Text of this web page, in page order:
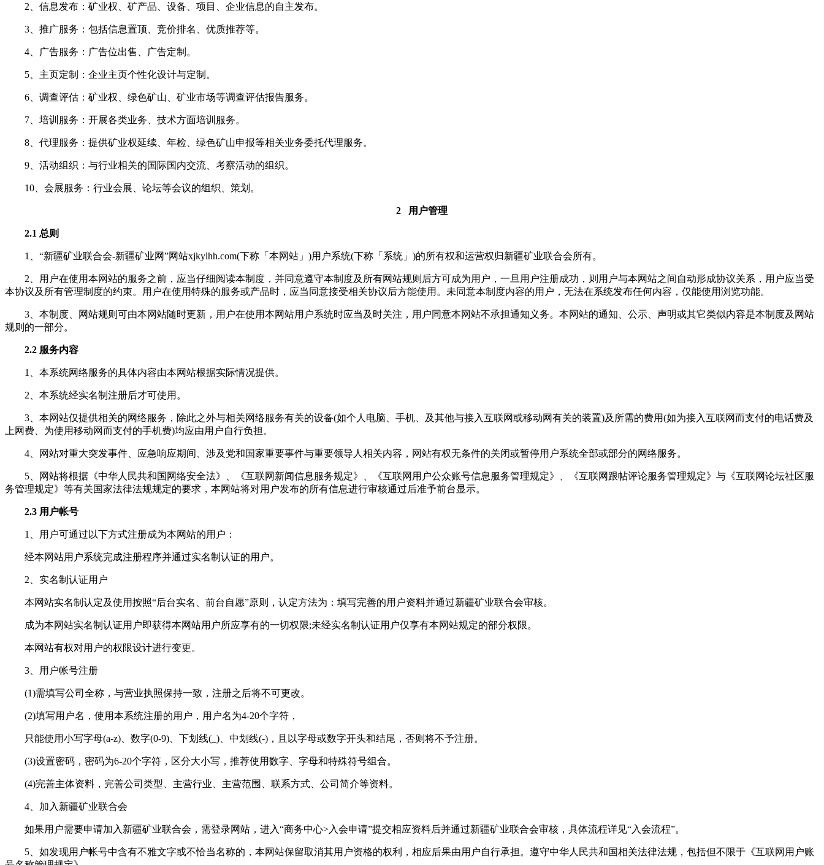
2、信息发布：矿业权、矿产品、设备、项目、企业信息的自主发布。
3、推广服务：包括信息置顶、竞价排名、优质推荐等。
4、广告服务：广告位出售、广告定制。
5、主页定制：企业主页个性化设计与定制。
6、调查评估：矿业权、绿色矿山、矿业市场等调查评估报告服务。
7、培训服务：开展各类业务、技术方面培训服务。
8、代理服务：提供矿业权延续、年检、绿色矿山申报等相关业务委托代理服务。
9、活动组织：与行业相关的国际国内交流、考察活动的组织。
10、会展服务：行业会展、论坛等会议的组织、策划。
2 用户管理
2.1 总则
1、“新疆矿业联合会-新疆矿业网”网站xjkylhh.com(下称「本网站」)用户系统(下称「系统」)的所有权和运营权归新疆矿业联合会所有。
2、用户在使用本网站的服务之前，应当仔细阅读本制度，并同意遵守本制度及所有网站规则后方可成为用户，一旦用户注册成功，则用户与本网站之间自动形成协议关系，用户应当受
本协议及所有管理制度的约束。用户在使用特殊的服务或产品时，应当同意接受相关协议后方能使用。未同意本制度内容的用户，无法在系统发布任何内容，仅能使用浏览功能。
3、本制度、网站规则可由本网站随时更新，用户在使用本网站用户系统时应当及时关注，用户同意本网站不承担通知义务。本网站的通知、公示、声明或其它类似内容是本制度及网站
规则的一部分。
2.2 服务内容
1、本系统网络服务的具体内容由本网站根据实际情况提供。
2、本系统经实名制注册后才可使用。
3、本网站仅提供相关的网络服务，除此之外与相关网络服务有关的设备(如个人电脑、手机、及其他与接入互联网或移动网有关的装置)及所需的费用(如为接入互联网而支付的电话费及
上网费、为使用移动网而支付的手机费)均应由用户自行负担。
4、网站对重大突发事件、应急响应期间、涉及党和国家重要事件与重要领导人相关内容，网站有权无条件的关闭或暂停用户系统全部或部分的网络服务。
5、网站将根据《中华人民共和国网络安全法》、《互联网新闻信息服务规定》、《互联网用户公众账号信息服务管理规定》、《互联网跟帖评论服务管理规定》与《互联网论坛社区服
务管理规定》等有关国家法律法规规定的要求，本网站将对用户发布的所有信息进行审核通过后准予前台显示。
2.3 用户帐号
1、用户可通过以下方式注册成为本网站的用户：
经本网站用户系统完成注册程序并通过实名制认证的用户。
2、实名制认证用户
本网站实名制认定及使用按照“后台实名、前台自愿”原则，认定方法为：填写完善的用户资料并通过新疆矿业联合会审核。
成为本网站实名制认证用户即获得本网站用户所应享有的一切权限;未经实名制认证用户仅享有本网站规定的部分权限。
本网站有权对用户的权限设计进行变更。
3、用户帐号注册
(1)需填写公司全称，与营业执照保持一致，注册之后将不可更改。
(2)填写用户名，使用本系统注册的用户，用户名为4-20个字符，
只能使用小写字母(a-z)、数字(0-9)、下划线(_)、中划线(-)，且以字母或数字开头和结尾，否则将不予注册。
(3)设置密码，密码为6-20个字符，区分大小写，推荐使用数字、字母和特殊符号组合。
(4)完善主体资料，完善公司类型、主营行业、主营范围、联系方式、公司简介等资料。
4、加入新疆矿业联合会
如果用户需要申请加入新疆矿业联合会，需登录网站，进入“商务中心>入会申请”提交相应资料后并通过新疆矿业联合会审核，具体流程详见“入会流程”。
5、如发现用户帐号中含有不雅文字或不恰当名称的，本网站保留取消其用户资格的权利，相应后果由用户自行承担。遵守中华人民共和国相关法律法规，包括但不限于《互联网用户账